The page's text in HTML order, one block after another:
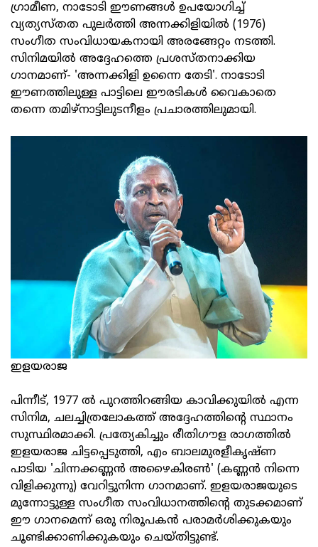
ഗ്രാമീണ, നാടോടി ഈണങ്ങൾ ഉപയോഗിച്ച്
വ്യത്യസ്തത പുലർത്തി അന്നക്കിളിയിൽ (1976)
സംഗീത സംവിധായകനായി അരങ്ങേറ്റം നടത്തി.
സിനിമയിൽ അദ്ദേഹത്തെ പ്രശസ്തനാക്കിയ
ഗാനമാണ്- 'അന്നക്കിളി ഉന്നൈ തേടി'. നാടോടി
ഈണത്തിലുള്ള പാട്ടിലെ ഈരടികൾ വൈകാതെ
തന്നെ തമിഴ്നാട്ടിലുടനീളം പ്രചാരത്തിലുമായി.
ഇളയരാജ
പിന്നീട്, 1977 ൽ പുറത്തിറങ്ങിയ കാവിക്കുയിൽ എന്ന
സിനിമ, ചലച്ചിത്രലോകത്ത് അദ്ദേഹത്തിന്റെ സ്ഥാനം
സുസ്ഥിരമാക്കി. പ്രത്യേകിച്ചും രീതിഗൗള രാഗത്തിൽ
ഇളയരാജ ചിട്ടപ്പെടുത്തി, എം ബാലമുരളീകൃഷ്ണ
പാടിയ 'ചിന്നക്കണ്ണൻ അഴൈകിരൺ' (കണ്ണൻ നിന്നെ
വിളിക്കുന്നു) വേറിട്ടുനിന്ന ഗാനമാണ്. ഇളയരാജയുടെ
മുന്നോട്ടുള്ള സംഗീത സംവിധാനത്തിന്റെ തുടക്കമാണ്
ഈ ഗാനമെന്ന് ഒരു നിരൂപകൻ പരാമർശിക്കുകയും
ചൂണ്ടിക്കാണിക്കുകയും ചെയ്തിട്ടുണ്ട്.